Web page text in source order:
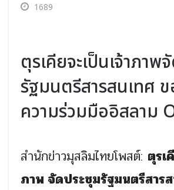
1689
ตุรเคียจะเป็นเจ้าภาพ
รัฐมนตรีสารสนเทศ
ความร่วมมืออิสลาม
สำนักข่าวมุสลิมไทยโพสต์: ตุรเ
ภาพ จัดประชุมรัฐมนตรีสาร